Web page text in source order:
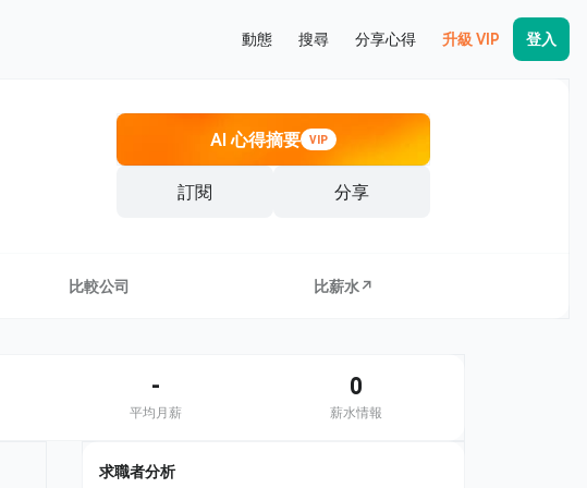
動態 搜尋 分享心得 升級 VIP 登入
AI 心得摘要 VIP
訂閱 分享
比較公司 比薪水↗
-
平均月薪
0
薪水情報
求職者分析